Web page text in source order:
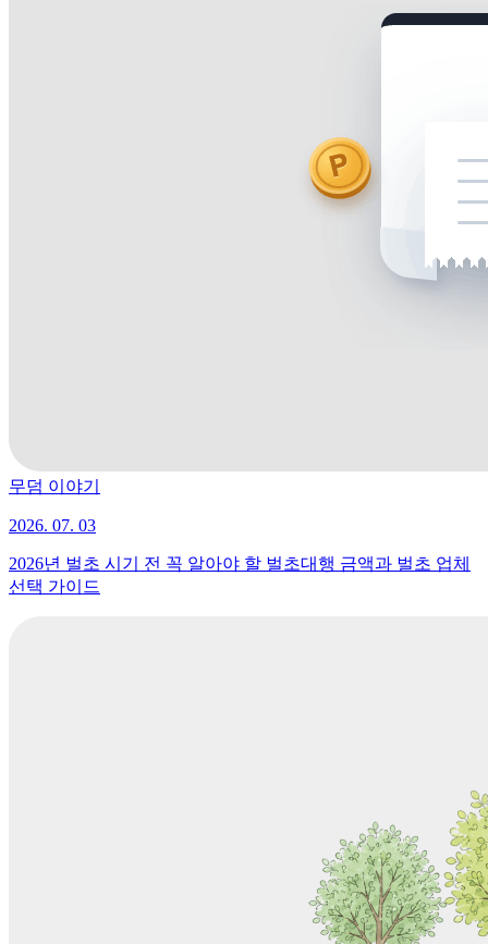
무덤 이야기
2026. 07. 03
2026년 벌초 시기 전 꼭 알아야 할 벌초대행 금액과 벌초 업체
선택 가이드